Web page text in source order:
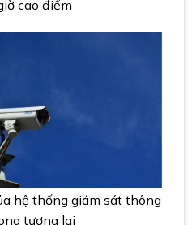
cao điểm
hệ thống giám sát thông
tương lai